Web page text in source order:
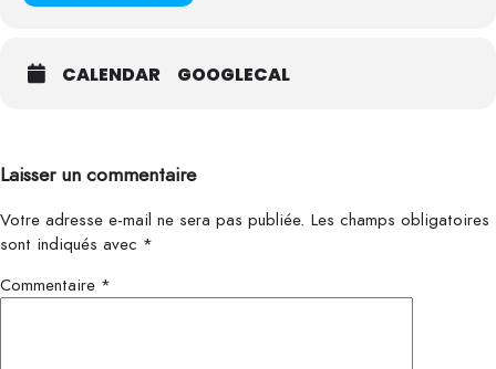
CALENDAR GOOGLECAL
Laisser un commentaire
Votre adresse e-mail ne sera pas publiée. Les champs obligatoires
sont indiqués avec *
Commentaire *